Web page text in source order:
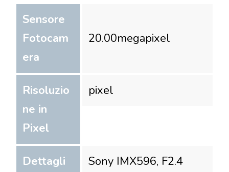
Sensore
Fotocam
era
20.00megapixel
Risoluzio
ne in
Pixel
pixel
Dettagli
Sony IMX596, F2.4